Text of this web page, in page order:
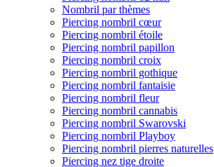
Nombril par thèmes
Piercing nombril cœur
Piercing nombril étoile
Piercing nombril papillon
Piercing nombril croix
Piercing nombril gothique
Piercing nombril fantaisie
Piercing nombril fleur
Piercing nombril cannabis
Piercing nombril Swarovski
Piercing nombril Playboy
Piercing nombril pierres naturelles
Piercing nez tige droite